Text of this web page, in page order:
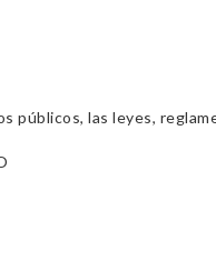
públicos, las leyes,